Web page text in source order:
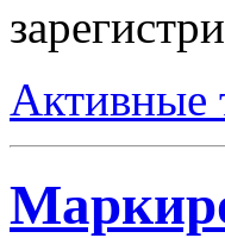
Активные